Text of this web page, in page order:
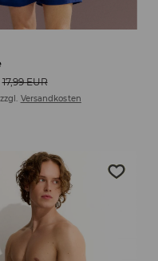
17,99 EUR
Versandkosten